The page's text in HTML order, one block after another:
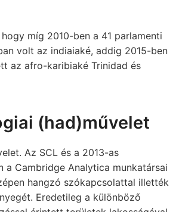
míg 2010-ben a 41 parlamenti
volt az indiaiaké, addig 2015-ben
az afro-karibiaké Trinidad és
(had)művelet
Az SCL és a 2013-as
a Cambridge Analytica munkatársai
hangzó szókapcsolattal illették
Eredetileg a különböző